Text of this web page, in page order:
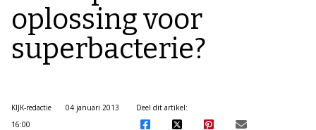
oplossing voor
superbacterie?
KIJK-redactie
04 januari 2013
16:00
Deel dit artikel: